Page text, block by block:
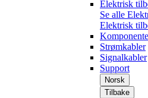
Elektrisk
Se alle
Elektrisk
Strømkabler
Signalkabler
Support
Norsk
Tilbake